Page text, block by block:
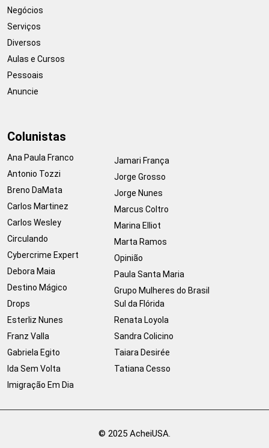
Negócios
Serviços
Diversos
Aulas e Cursos
Pessoais
Anuncie
Colunistas
Ana Paula Franco
Antonio Tozzi
Breno DaMata
Carlos Martinez
Carlos Wesley
Circulando
Cybercrime Expert
Debora Maia
Destino Mágico
Drops
Esterliz Nunes
Franz Valla
Gabriela Egito
Ida Sem Volta
Imigração Em Dia
Jamari França
Jorge Grosso
Jorge Nunes
Marcus Coltro
Marina Elliot
Marta Ramos
Opinião
Paula Santa Maria
Grupo Mulheres do Brasil
Sul da Flórida
Renata Loyola
Sandra Colicino
Taiara Desirée
Tatiana Cesso
© 2025 AcheiUSA.